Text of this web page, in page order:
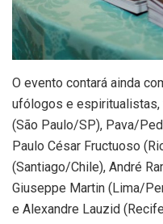
O evento contará ainda
ufólogos e
(São Paulo/SP), Pava/
Paulo César Fructuoso
(Santiago/Chile), André
Giuseppe Martin (Lima/
e Alexandre Lauzid